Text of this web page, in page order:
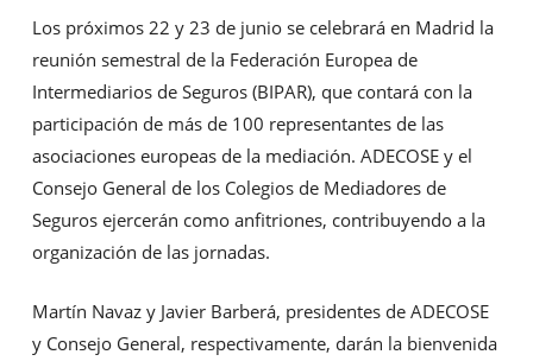
Los próximos 22 y 23 de junio se celebrará en Madrid la
reunión semestral de la Federación Europea de
Intermediarios de Seguros (BIPAR), que contará con la
participación de más de 100 representantes de las
asociaciones europeas de la mediación. ADECOSE y el
Consejo General de los Colegios de Mediadores de
Seguros ejercerán como anfitriones, contribuyendo a la
organización de las jornadas.
Martín Navaz y Javier Barberá, presidentes de ADECOSE
y Consejo General, respectivamente, darán la bienvenida